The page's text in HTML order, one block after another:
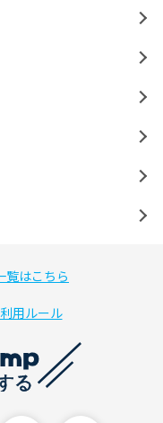
覧はこちら
用ルール